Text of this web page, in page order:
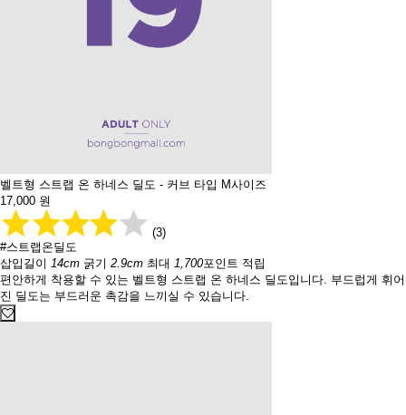
벨트형 스트랩 온 하네스 딜도 - 커브 타입 M사이즈
17,000 원
(3)
#스트랩온딜도
삽입길이 14cm 굵기 2.9cm 최대 1,700포인트 적립
편안하게 착용할 수 있는 벨트형 스트랩 온 하네스 딜도입니다. 부드럽게 휘어
진 딜도는 부드러운 촉감을 느끼실 수 있습니다.